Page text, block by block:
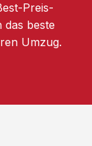
Preis-
das beste
Umzug.